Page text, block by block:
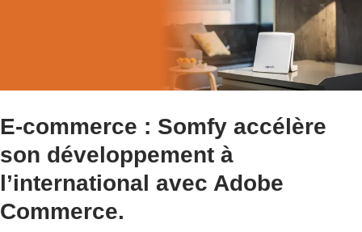
E-commerce : Somfy accélère
son développement à
l’international avec Adobe
Commerce.